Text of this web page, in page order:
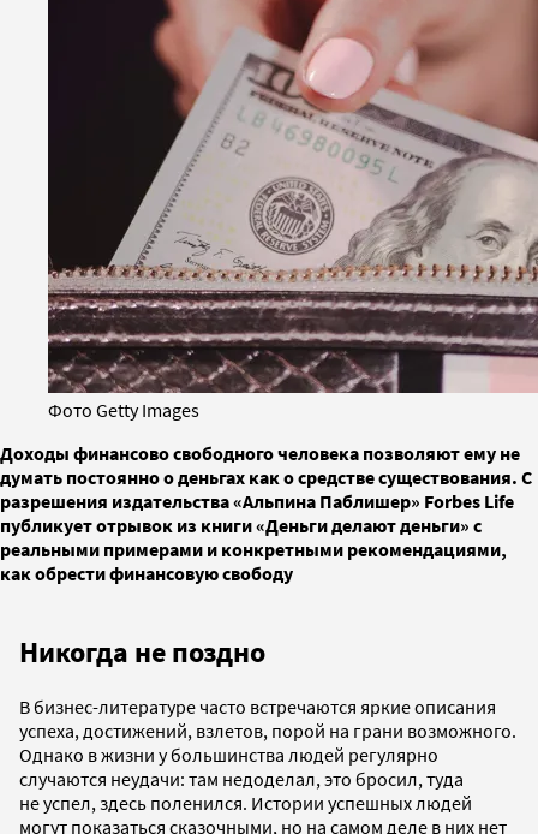
Фото Getty Images
Доходы финансово свободного человека позволяют ему не
думать постоянно о деньгах как о средстве существования. C
разрешения издательства «Альпина Паблишер» Forbes Life
публикует отрывок из книги «Деньги делают деньги» с
реальными примерами и конкретными рекомендациями,
как обрести финансовую свободу
Никогда не поздно
В бизнес-литературе часто встречаются яркие описания
успеха, достижений, взлетов, порой на грани возможного.
Однако в жизни у большинства людей регулярно
случаются неудачи: там недоделал, это бросил, туда
не успел, здесь поленился. Истории успешных людей
могут показаться сказочными, но на самом деле в них нет